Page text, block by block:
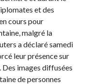
et des
cours pour
malgré la
a déclaré samedi
leur présence sur
Des images diffusées
de personnes